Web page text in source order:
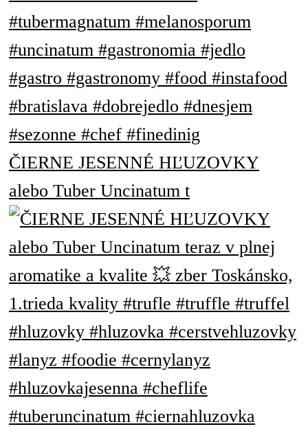
ČIERNE JESENNÉ HĽUZOVKY
alebo Tuber Uncinatum t